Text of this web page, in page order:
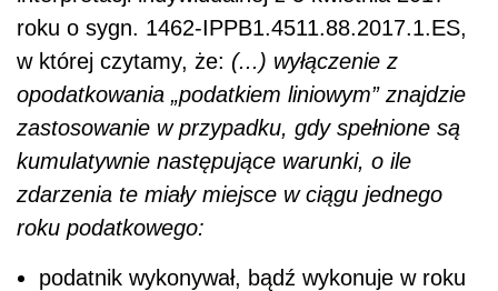
roku o sygn. 1462-IPPB1.4511.88.2017.1.ES,
w której czytamy, że: (...) wyłączenie z
opodatkowania „podatkiem liniowym” znajdzie
zastosowanie w przypadku, gdy spełnione są
kumulatywnie następujące warunki, o ile
zdarzenia te miały miejsce w ciągu jednego
roku podatkowego:
podatnik wykonywał, bądź wykonuje w roku